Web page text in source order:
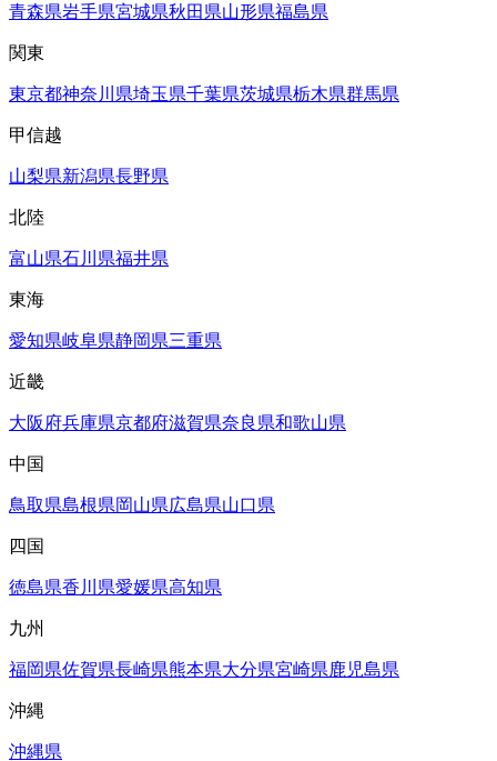
青森県岩手県宮城県秋田県山形県福島県
関東
東京都神奈川県埼玉県千葉県茨城県栃木県群馬県
甲信越
山梨県新潟県長野県
北陸
富山県石川県福井県
東海
愛知県岐阜県静岡県三重県
近畿
大阪府兵庫県京都府滋賀県奈良県和歌山県
中国
鳥取県島根県岡山県広島県山口県
四国
徳島県香川県愛媛県高知県
九州
福岡県佐賀県長崎県熊本県大分県宮崎県鹿児島県
沖縄
沖縄県